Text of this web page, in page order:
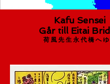
Kafu Sensei
Går till Eitai
荷 風 先 生 永 代 橋 へ ゆ